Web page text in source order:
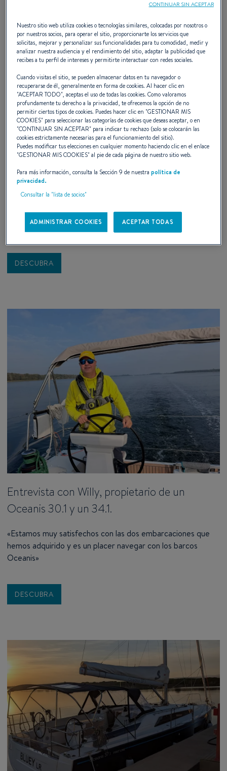
Entrevista de Jim & Carol, propietarios de un
Oceanis Yacht 60
navegando juntos. Pero eso cambió: queríamos algo más
grande.»
DESCUBRA
Entrevista con Willy, propietario de un
Oceanis 30.1 y un 34.1.
«Estamos muy satisfechos con las dos embarcaciones que
hemos adquirido y es un placer navegar con los barcos
Oceanis»
DESCUBRA
Nuestro sitio web utiliza cookies o tecnologías similares, colocadas por nosotros o
por nuestros socios, para operar el sitio, proporcionarte los servicios que
solicitas, mejorar y personalizar sus funcionalidades para tu comodidad, medir y
analizar nuestra audiencia y el rendimiento del sitio, adaptar la publicidad que
recibes a tu perfil de intereses y permitirte interactuar con redes sociales.
Cuando visitas el sitio, se pueden almacenar datos en tu navegador o
recuperarse de él, generalmente en forma de cookies. Al hacer clic en
"ACEPTAR TODO", aceptas el uso de todas las cookies. Como valoramos
profundamente tu derecho a la privacidad, te ofrecemos la opción de no
permitir ciertos tipos de cookies. Puedes hacer clic en "GESTIONAR MIS
COOKIES" para seleccionar las categorías de cookies que deseas aceptar, o en
"CONTINUAR SIN ACEPTAR" para indicar tu rechazo (solo se colocarán las
cookies estrictamente necesarias para el funcionamiento del sitio).
Puedes modificar tus elecciones en cualquier momento haciendo clic en el enlace
"GESTIONAR MIS COOKIES" al pie de cada página de nuestro sitio web.
Para más información, consulta la Sección 9 de nuestrapolítica de
privacidad.
Consultar la "lista de socios"
ADMINISTRAR COOKIES ACEPTAR TODAS
CONTINUAR SIN ACEPTAR